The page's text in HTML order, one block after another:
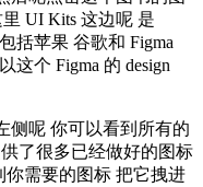
UI Kits 这边呢 是
括苹果 谷歌和 Figma
这个 Figma 的 design
侧呢 你可以看到所有的
了很多已经做好的图标
需要的图标 把它拽进